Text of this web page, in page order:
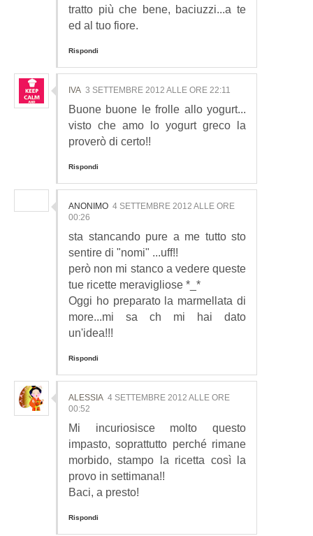
tratto più che bene, baciuzzi...a te
ed al tuo fiore.
Rispondi
IVA 3 SETTEMBRE 2012 ALLE ORE 22:11
Buone buone le frolle allo yogurt...
visto che amo lo yogurt greco la
proverò di certo!!
Rispondi
ANONIMO 4 SETTEMBRE 2012 ALLE ORE
00:26
sta stancando pure a me tutto sto
sentire di "nomi" ...uff!!
però non mi stanco a vedere queste
tue ricette meravigliose *_*
Oggi ho preparato la marmellata di
more...mi sa ch mi hai dato
un'idea!!!
Rispondi
ALESSIA 4 SETTEMBRE 2012 ALLE ORE
00:52
Mi incuriosisce molto questo
impasto, soprattutto perché rimane
morbido, stampo la ricetta così la
provo in settimana!!
Baci, a presto!
Rispondi